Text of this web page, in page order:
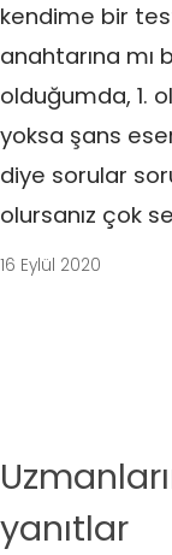
kendime bir
anahtarına mı
olduğumda, 1.
yoksa şans
diye sorular
olursanız çok
16 Eylül 2020
yanıtlar